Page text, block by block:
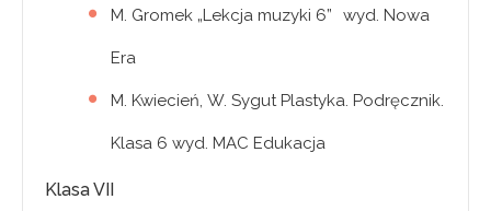
M. Gromek „Lekcja muzyki 6” wyd. Nowa
Era
M. Kwiecień, W. Sygut Plastyka. Podręcznik.
Klasa 6 wyd. MAC Edukacja
Klasa VII